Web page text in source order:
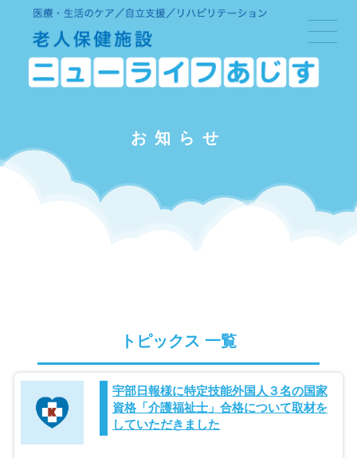
お知らせ
トピックス 一覧
宇部日報様に特定技能外国人３名の国家
資格「介護福祉士」合格について取材を
していただきました